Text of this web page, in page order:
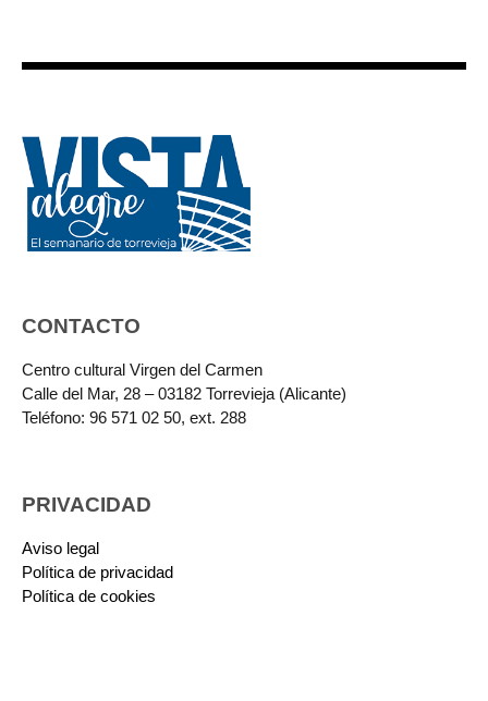
CONTACTO
Centro cultural Virgen del Carmen
Calle del Mar, 28 – 03182 Torrevieja (Alicante)
Teléfono: 96 571 02 50, ext. 288
PRIVACIDAD
Aviso legal
Política de privacidad
Política de cookies